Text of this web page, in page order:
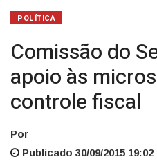
POLÍTICA
Comissão do
apoio às
controle fiscal
Por
Publicado 30/09/2015 19:02